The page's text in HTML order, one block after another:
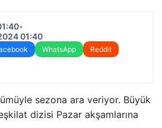
•
01:40
WhatsApp
Reddit
sezona ara veriyor. Büyük
dizisi Pazar akşamlarına